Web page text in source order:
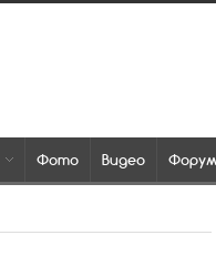
Фото Видео Форум